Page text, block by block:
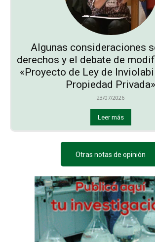
Algunas consideraciones
derechos y el debate de
«Proyecto de Ley de
Propiedad Privada»
23/07/2026
Leer más
Otras notas de opinión